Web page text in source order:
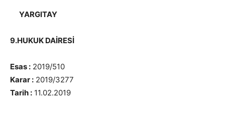
YARGITAY
9.HUKUK DAİRESİ
Esas : 2019/510
Karar : 2019/3277
Tarih : 11.02.2019